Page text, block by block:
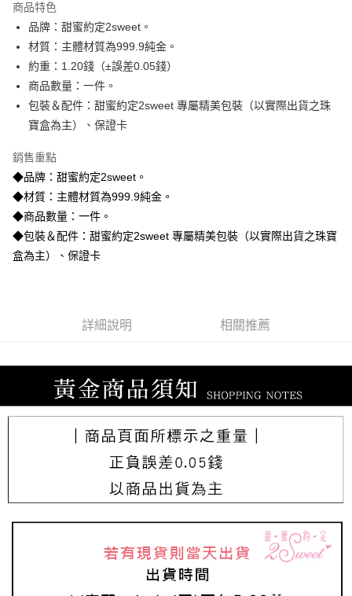
合作金庫商業銀行
華南商業銀行
上海商業儲蓄銀行
國泰世華商業銀行
臺灣中小企業銀行
匯豐（台灣）商業銀行
華泰商業銀行
聯邦商業銀行
遠東國際商業銀行
元大商業銀行
台新國際商業銀行
台灣樂天信用卡公司
6 期 0 利率 每期
華南商業銀行
上海商業儲蓄銀行
國泰世華商業銀行
臺灣中小企業銀行
台中商業銀行
匯豐（台灣）商業銀行
元大商業銀行
玉山商業銀行
台灣樂天信用卡公司
LINE Pay
Apple Pay
街口支付
悠遊付
ATM付款
運送方式
宅配
每筆NT$80，滿NT$1,000(含以上)免運費
商品特色
品牌：甜蜜約定2sweet。
材質：主體材質為999.9純金。
約重：1.20錢（±誤差0.05錢）
商品數量：一件。
包裝＆配件：甜蜜約定2sweet 專屬精美包裝（以實際出貨之珠
寶盒為主）、保證卡
銷售重點
◆品牌：甜蜜約定2sweet。
◆材質：主體材質為999.9純金。
◆商品數量：一件。
◆包裝＆配件：甜蜜約定2sweet 專屬精美包裝（以實際出貨之珠寶
盒為主）、保證卡
詳細說明 相關推薦